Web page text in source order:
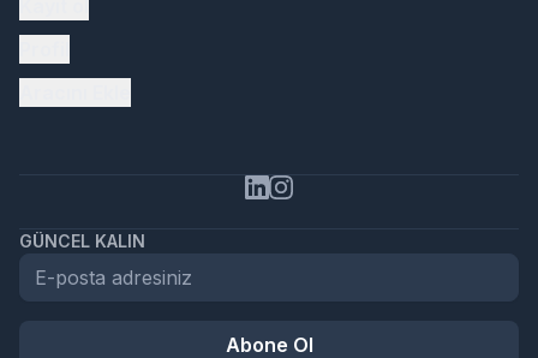
GÜNCEL KALIN
Abone Ol